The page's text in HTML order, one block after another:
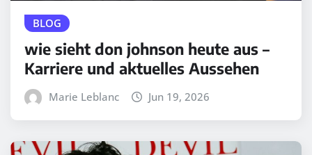
BLOG
wie sieht don johnson heute aus –
Karriere und aktuelles Aussehen
Marie Leblanc Jun 19, 2026